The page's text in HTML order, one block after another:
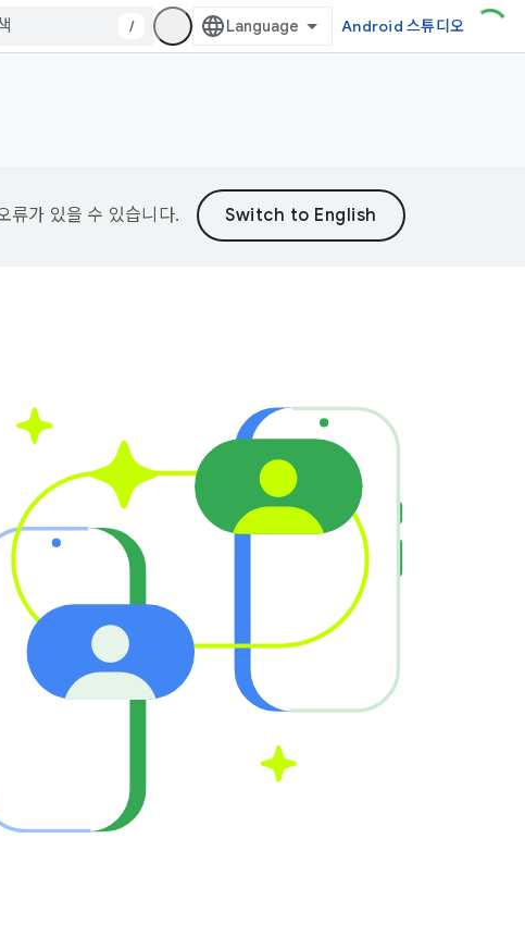
/ Android 스튜디오
류가 있을 수 있습니다.